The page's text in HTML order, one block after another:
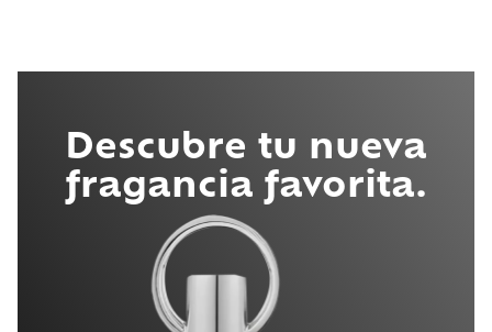
Descubre tu nueva
fragancia favorita.